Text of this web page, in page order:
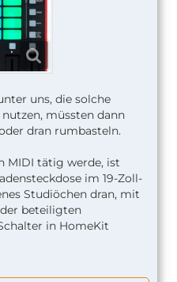
uns, die solche
müssten dann
dran rumbasteln.
MIDI tätig werde, ist
im 19-Zoll-
Studiöchen dran, mit
beteiligten
in HomeKit